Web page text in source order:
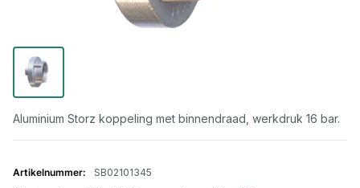
Aluminium Storz koppeling met binnendraad, werkdruk 16 bar.
SB02101345